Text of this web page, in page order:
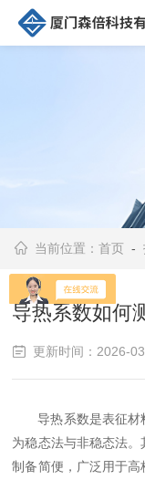
当前位置：首页 -
导热系数如何
更新时间：2026-
导热系数是表征材
为稳态法与非稳态法
制备简便，广泛用于